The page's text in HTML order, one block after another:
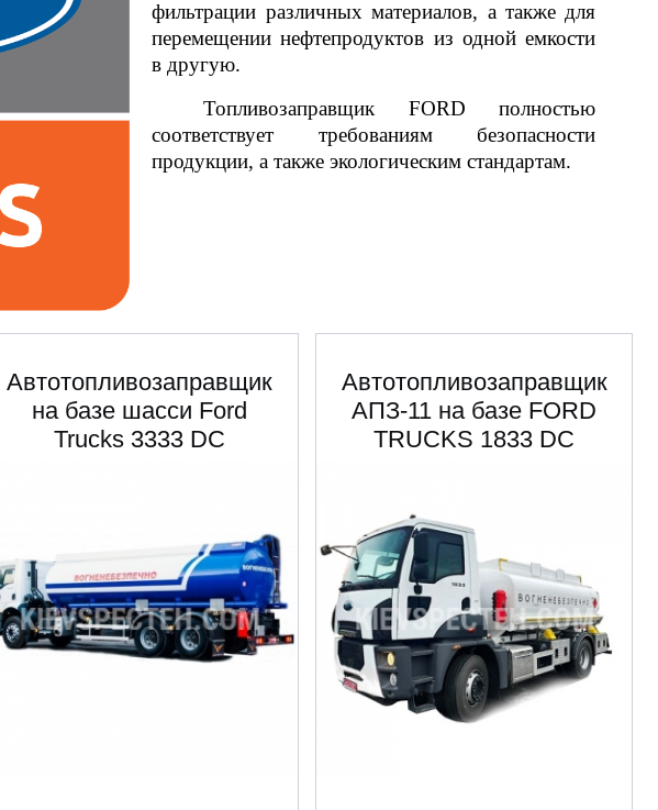
фильтрации различных материалов, а также для
перемещении нефтепродуктов из одной емкости
в другую.
Топливозаправщик FORD полностью
соответствует требованиям безопасности
продукции, а также экологическим стандартам.
Автотопливозаправщик
на базе шасси Ford
Trucks 3333 DC
Автотопливозаправщик
АПЗ-11 на базе FORD
TRUCKS 1833 DC